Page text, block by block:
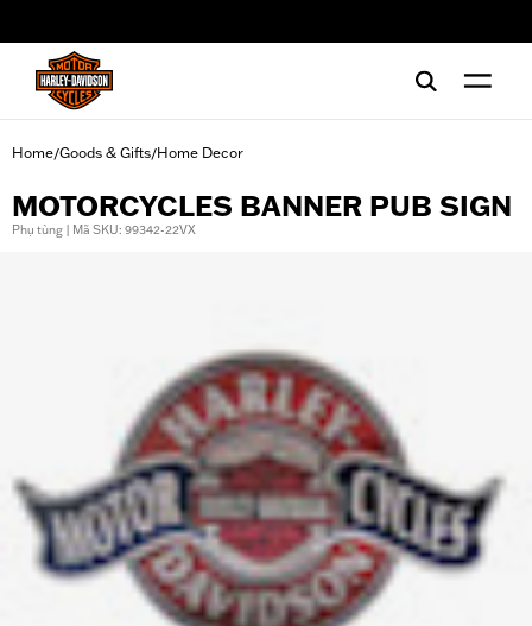
Home/Goods & Gifts/Home Decor
MOTORCYCLES BANNER PUB SIGN
Phụ tùng | Mã SKU: 99342-22VX